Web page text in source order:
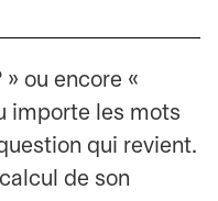
ou encore «
importe les mots
qui revient.
de son